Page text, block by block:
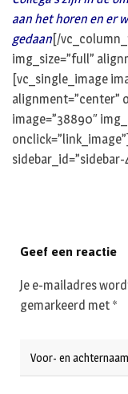
aan het horen en er
gedaan[/
img_size=”full”
[vc_single_image
alignment=”center”
image=”38890″
Geef een reactie
Je e-mailadres
gemarkeerd met *